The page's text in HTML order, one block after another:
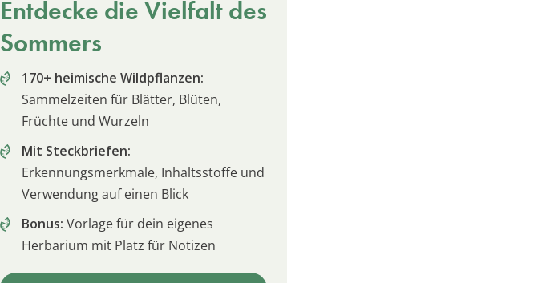
Entdecke die Vielfalt des
Sommers
170+ heimische Wildpflanzen:
Sammelzeiten für Blätter, Blüten,
Früchte und Wurzeln
Mit Steckbriefen:
Erkennungsmerkmale, Inhaltsstoffe und
Verwendung auf einen Blick
Bonus: Vorlage für dein eigenes
Herbarium mit Platz für Notizen